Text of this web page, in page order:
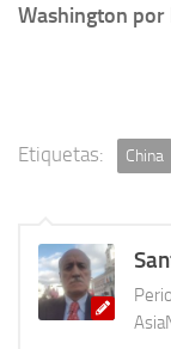
Washington por
Etiquetas: China